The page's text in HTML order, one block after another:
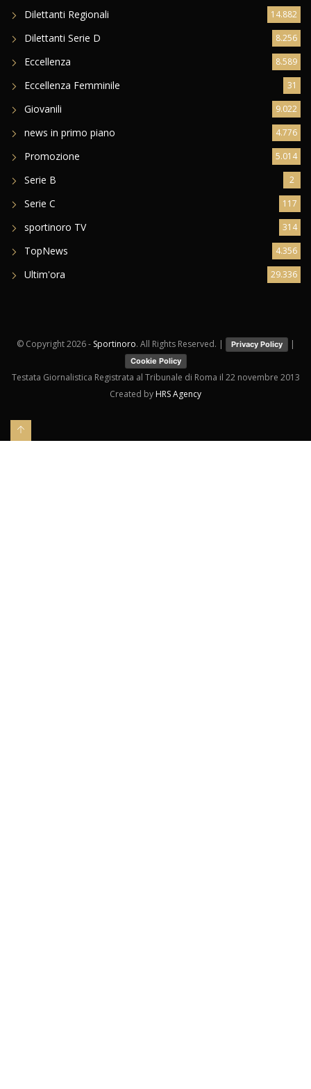
Dilettanti Regionali 14.882
Dilettanti Serie D 8.256
Eccellenza 8.589
Eccellenza Femminile 31
Giovanili 9.022
news in primo piano 4.776
Promozione 5.014
Serie B 2
Serie C 117
sportinoro TV 314
TopNews 4.356
Ultim'ora 29.336
© Copyright2026 - Sportinoro. All Rights Reserved. | Privacy Policy |
Cookie Policy
Testata Giornalistica Registrata al Tribunale di Roma il 22 novembre 2013
Created by HRS Agency